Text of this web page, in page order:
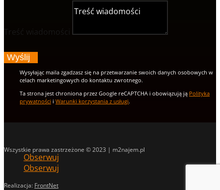
Treść wiadomości
Wyślij
Wysyłając maila zgadzasz się na przetwarzanie swoich danych osobowych w
celach marketingowych do kontaktu zwrotnego.
Ta strona jest chroniona przez Google reCAPTCHA i obowiązują ją Polityka
prywatności i Warunki korzystania z usługi.
Wszystkie prawa zastrzeżone © 2023 | m2najem.pl
Obserwuj
Obserwuj
Realizacja: FrontNet